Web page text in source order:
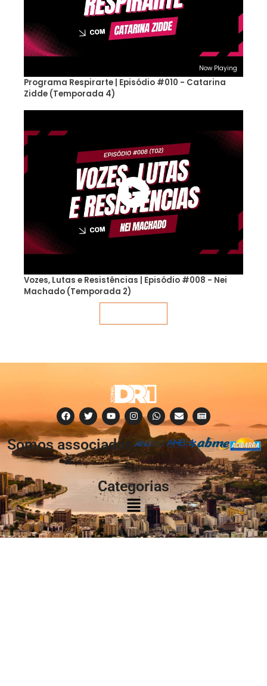
Now Playing
Programa Respirarte | Episódio #010 - Catarina
Zidde (Temporada 4)
Vozes, Lutas e Resistências | Episódio #008 - Nei
Machado (Temporada 2)
Somos associados
à:
Categorias